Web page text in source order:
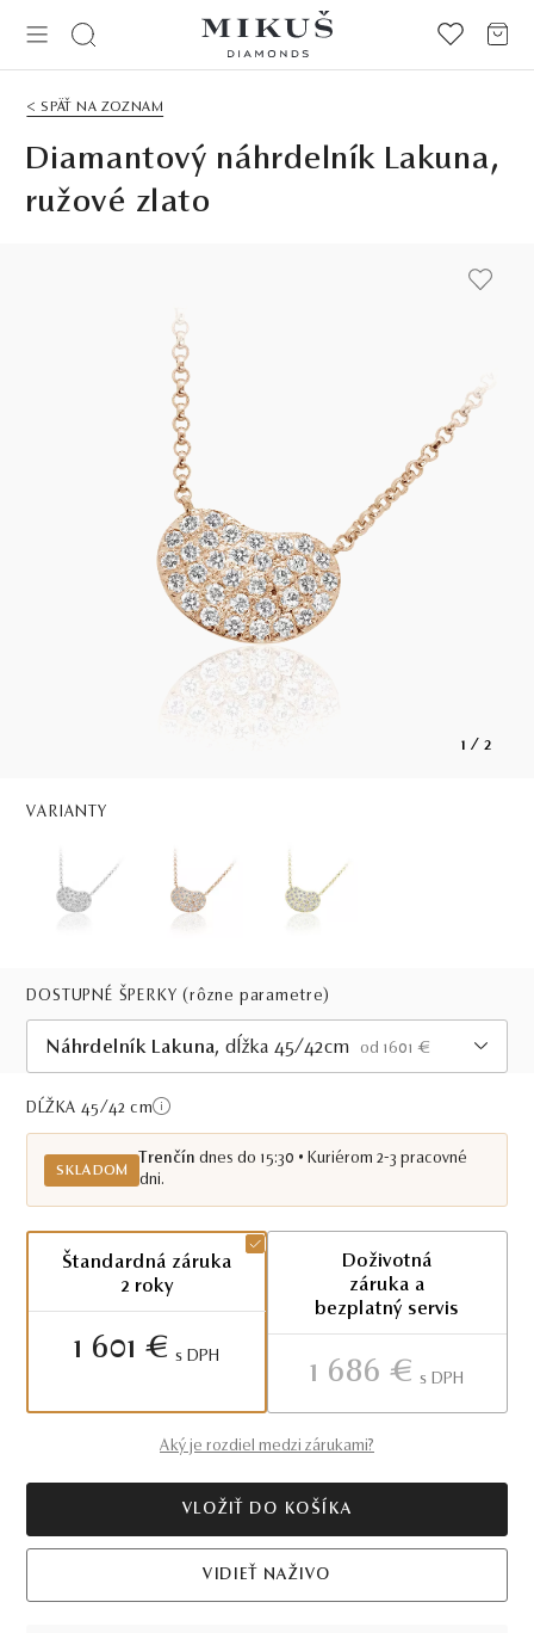
< SPÄŤ NA ZOZNAM
Diamantový náhrdelník Lakuna,
ružové zlato
1 / 2
VARIANTY
DOSTUPNÉ ŠPERKY(rôzne parametre)
Náhrdelník Lakuna, dĺžka 45/42cm
od 1601 €
Skladom TN
DĹŽKA 45/42cm
SKLADOM
Trenčín dnes do 15:30 • Kuriérom 2-3 pracovné
dni.
Štandardná záruka
2 roky
1 601 € S DPH
Doživotná
záruka a
bezplatný servis
1 686 € S DPH
Aký je rozdiel medzi zárukami?
VLOŽIŤ DO KOŠÍKA
VIDIEŤ NAŽIVO